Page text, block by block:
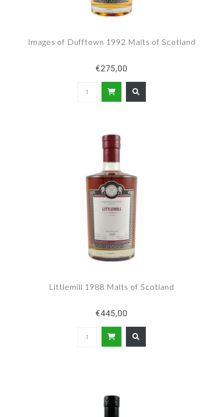
Images of Dufftown 1992 Malts of Scotland
€275,00
Littlemill 1988 Malts of Scotland
€445,00